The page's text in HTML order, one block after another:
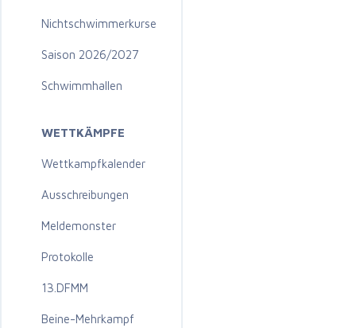
Nichtschwimmerkurse
Saison 2026/2027
Schwimmhallen
WETTKÄMPFE
Wettkampfkalender
Ausschreibungen
Meldemonster
Protokolle
13.DFMM
Beine-Mehrkampf